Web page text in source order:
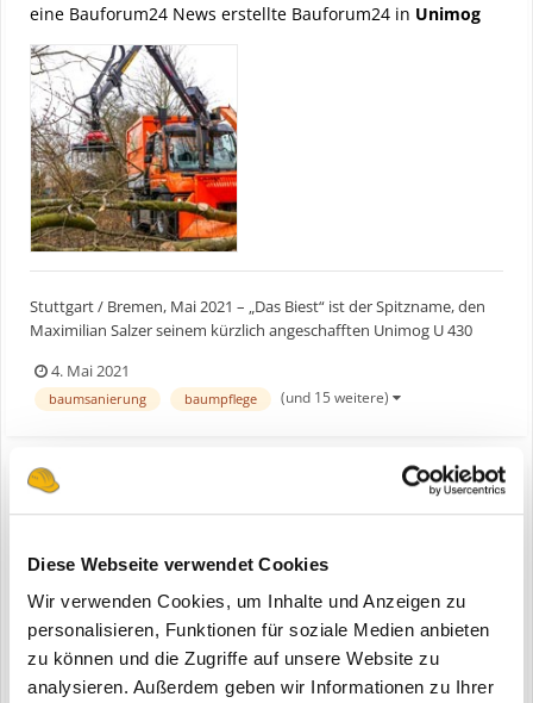
Diese Webseite verwendet Cookies
Wir verwenden Cookies, um Inhalte und Anzeigen zu
personalisieren, Funktionen für soziale Medien anbieten
zu können und die Zugriffe auf unsere Website zu
analysieren. Außerdem geben wir Informationen zu Ihrer
eine Bauforum24 News erstellte Bauforum24 in Unimog
Stuttgart / Bremen, Mai 2021 – „Das Biest“ ist der Spitzname, den
Maximilian Salzer seinem kürzlich angeschafften Unimog U 430
Baummanagement spezialisierten Bremer Baumdiensts (BBD) und
sein Team alle Arbeitsschritte, die bei der ganzjähri...
4. Mai 2021
baumsanierung baumpflege (und 15 weitere)
ein Thema erstellte Bauforum24 inNews aus der
Baumaschinen Industrie
Stuttgart / Bremen, Mai 2021 – „Das Biest“ ist der Spitzname, den
Maximilian Salzer seinem kürzlich angeschafften Unimog U 430
verpasst hat. Mit ihm erledigen der Geschäftsführer des auf